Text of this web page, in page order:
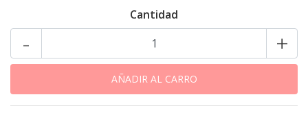
Cantidad
+
-